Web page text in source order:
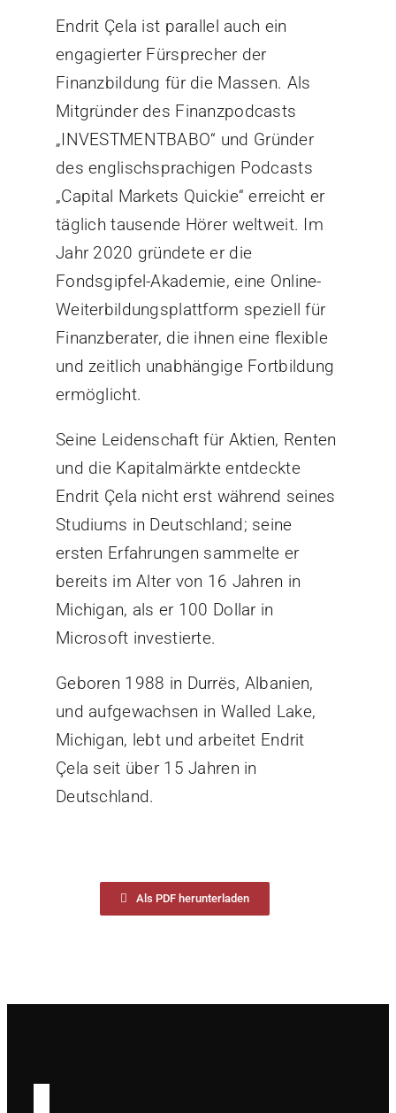
Endrit Çela ist parallel auch ein
engagierter Fürsprecher der
Finanzbildung für die Massen. Als
Mitgründer des Finanzpodcasts
„INVESTMENTBABO“ und Gründer
des englischsprachigen Podcasts
„Capital Markets Quickie“ erreicht er
täglich tausende Hörer weltweit. Im
Jahr 2020 gründete er die
Fondsgipfel-Akademie, eine Online-
Weiterbildungsplattform speziell für
Finanzberater, die ihnen eine flexible
und zeitlich unabhängige Fortbildung
ermöglicht.
Seine Leidenschaft für Aktien, Renten
und die Kapitalmärkte entdeckte
Endrit Çela nicht erst während seines
Studiums in Deutschland; seine
ersten Erfahrungen sammelte er
bereits im Alter von 16 Jahren in
Michigan, als er 100 Dollar in
Microsoft investierte.
Geboren 1988 in Durrës, Albanien,
und aufgewachsen in Walled Lake,
Michigan, lebt und arbeitet Endrit
Çela seit über 15 Jahren in
Deutschland.
Als PDF herunterladen